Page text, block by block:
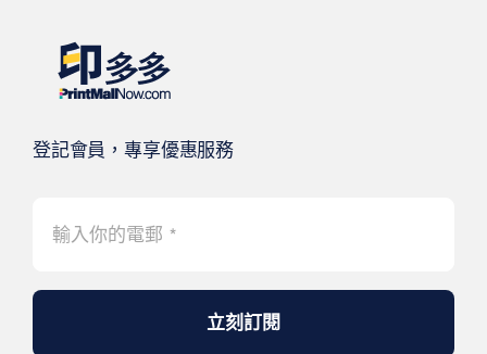
登記會員，專享優惠服務
立刻訂閱